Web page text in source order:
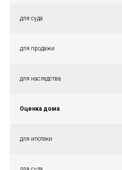
для суда
для продажи
для наследства
Оценка дома
для ипотеки